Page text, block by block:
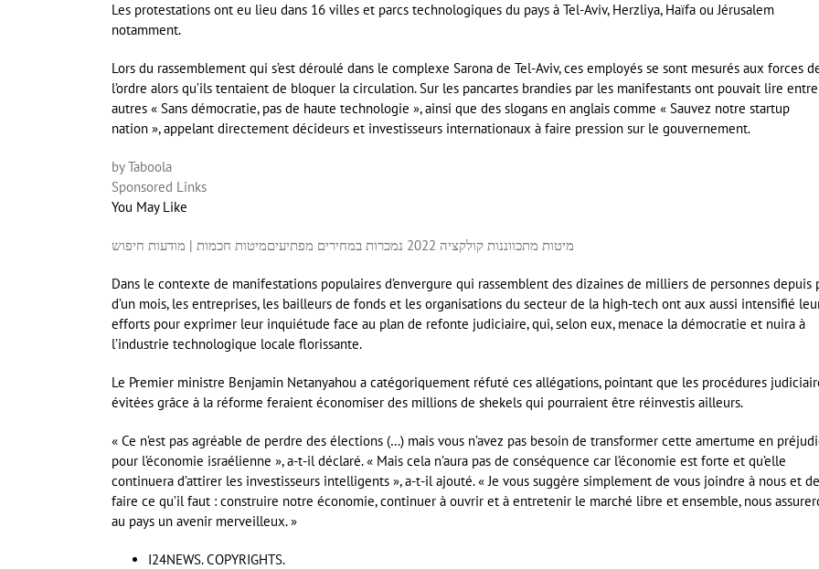
Les protestations ont eu lieu dans 16 villes et parcs technologiques du pays à Tel-Aviv, Herzliya, Haïfa ou Jérusalem
notamment.
Lors du rassemblement qui s’est déroulé dans le complexe Sarona de Tel-Aviv, ces employés se sont mesurés aux forces
l’ordre alors qu’ils tentaient de bloquer la circulation. Sur les pancartes brandies par les manifestants ont pouvait lire entre
autres « Sans démocratie, pas de haute technologie », ainsi que des slogans en anglais comme « Sauvez notre startup
nation », appelant directement décideurs et investisseurs internationaux à faire pression sur le gouvernement.
by Taboola
Sponsored Links
You May Like
מיטות מתכווננות קולקציה 2022 נמכרות במחירים מפתיעים מיטות חכמות | מודעות חיפוש
Dans le contexte de manifestations populaires d’envergure qui rassemblent des dizaines de milliers de personnes depuis
d’un mois, les entreprises, les bailleurs de fonds et les organisations du secteur de la high-tech ont aux aussi intensifié
efforts pour exprimer leur inquiétude face au plan de refonte judiciaire, qui, selon eux, menace la démocratie et nuira à
l’industrie technologique locale florissante.
Le Premier ministre Benjamin Netanyahou a catégoriquement réfuté ces allégations, pointant que les procédures
évitées grâce à la réforme feraient économiser des millions de shekels qui pourraient être réinvestis ailleurs.
« Ce n’est pas agréable de perdre des élections (…) mais vous n’avez pas besoin de transformer cette amertume en
pour l’économie israélienne », a-t-il déclaré. « Mais cela n’aura pas de conséquence car l’économie est forte et qu’elle
continuera d’attirer les investisseurs intelligents », a-t-il ajouté. « Je vous suggère simplement de vous joindre à nous et de
faire ce qu’il faut : construire notre économie, continuer à ouvrir et à entretenir le marché libre et ensemble, nous
au pays un avenir merveilleux. »
I24NEWS. COPYRIGHTS.